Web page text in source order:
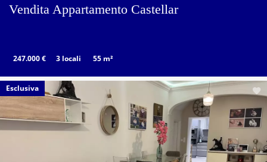
Vendita Appartamento Castellar
247.000 € 3 locali 55 m²
Esclusiva